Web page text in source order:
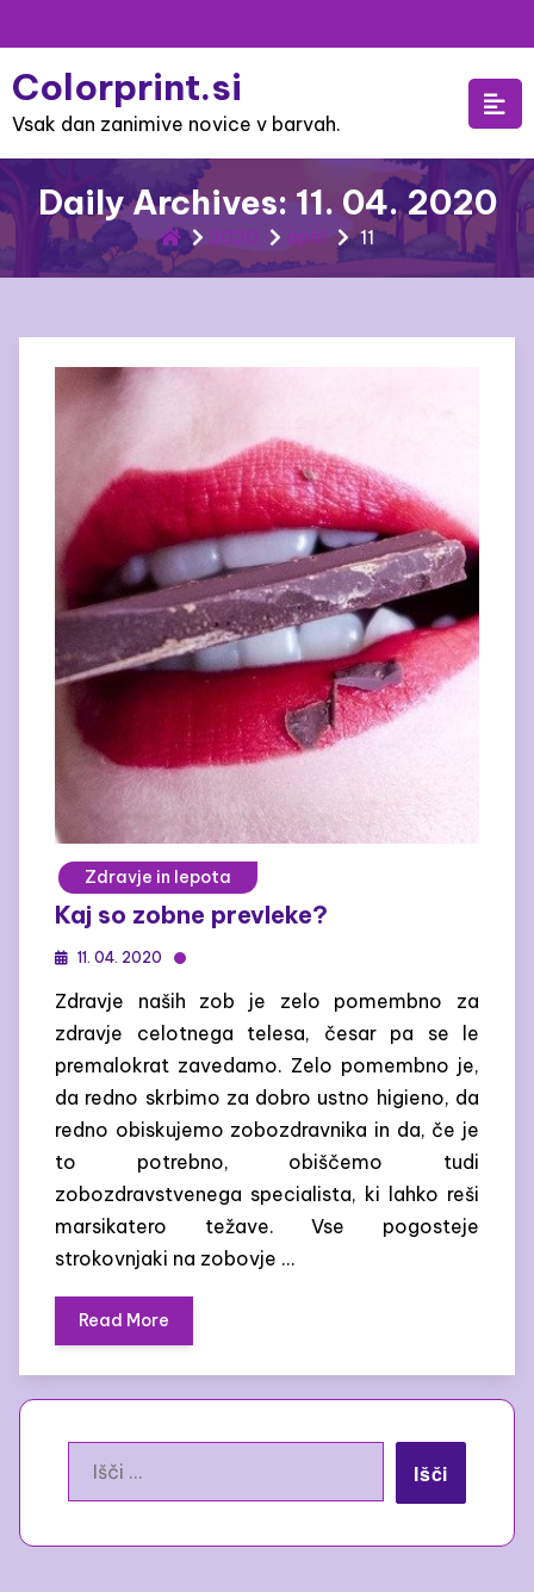
to
content
Colorprint.si
Vsak dan zanimive novice v barvah.
Daily Archives: 11. 04. 2020
2020 april 11
Zdravje in lepota
Kaj so zobne prevleke?
11. 04. 2020
Zdravje naših zob je zelo pomembno za
zdravje celotnega telesa, česar pa se le
premalokrat zavedamo. Zelo pomembno je,
da redno skrbimo za dobro ustno higieno, da
redno obiskujemo zobozdravnika in da, če je
to potrebno, obiščemo tudi
zobozdravstvenega specialista, ki lahko reši
marsikatero težave. Vse pogosteje
strokovnjaki na zobovje …
Read More